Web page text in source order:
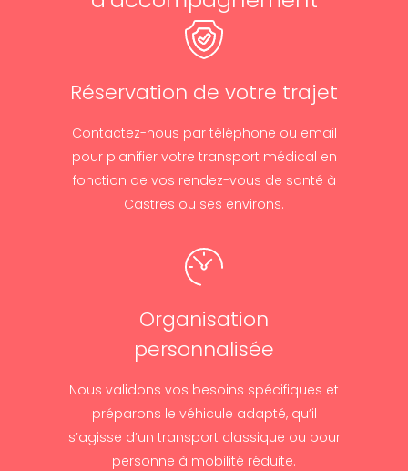
Réservation de votre trajet
Contactez-nous par téléphone ou email
pour planifier votre transport médical en
fonction de vos rendez-vous de santé à
Castres ou ses environs.
Organisation
personnalisée
Nous validons vos besoins spécifiques et
préparons le véhicule adapté, qu’il
s’agisse d’un transport classique ou pour
personne à mobilité réduite.